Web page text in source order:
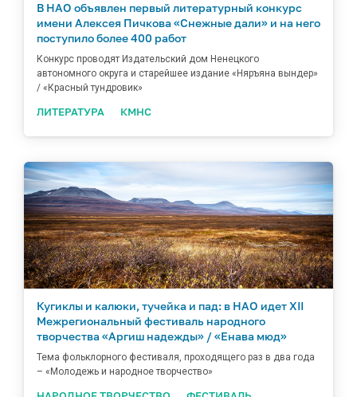
В НАО объявлен первый литературный конкурс
имени Алексея Пичкова «Снежные дали» и на него
поступило более 400 работ
Конкурс проводят Издательский дом Ненецкого
автономного округа и старейшее издание «Няръяна вындер»
/ «Красный тундровик»
ЛИТЕРАТУРА КМНС
Кугиклы и калюки, тучейка и пад: в НАО идет XII
Межрегиональный фестиваль народного
творчества «Аргиш надежды» / «Енава мюд»
Тема фольклорного фестиваля, проходящего раз в два года
– «Молодежь и народное творчество»